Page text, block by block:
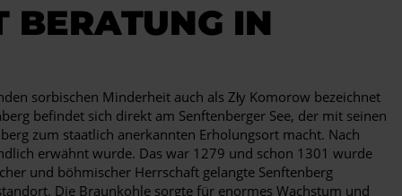
BERATUNG IN
sorbischen Minderheit auch als Zły Komorow bezeichnet
befindet sich direkt am Senftenberger See, der mit seinen
zum staatlich anerkannten Erholungsort macht. Nach
erwähnt wurde. Das war 1279 und schon 1301 wurde
und böhmischer Herrschaft gelangte Senftenberg
Die Braunkohle sorgte für enormes Wachstum und